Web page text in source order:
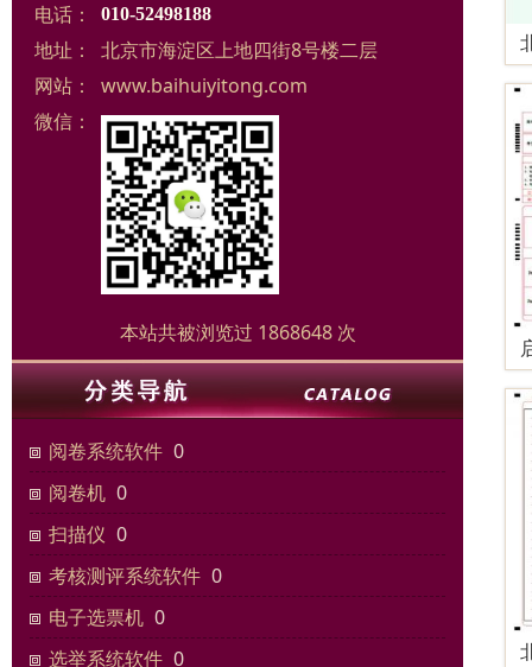
电话： 010-52498188
地址：
北京市海淀区上地四街8号楼二层
网站：
www.baihuiyitong.com
微信：
本站共被浏览过 1868648 次
阅卷系统软件 0
阅卷机 0
扫描仪 0
考核测评系统软件 0
电子选票机 0
选举系统软件 0